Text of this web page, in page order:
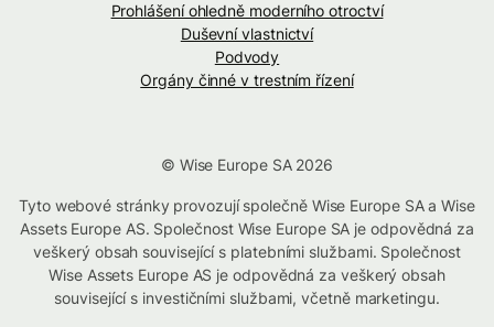
Prohlášení ohledně moderního otroctví
Duševní vlastnictví
Podvody
Orgány činné v trestním řízení
© Wise Europe SA 2026
Tyto webové stránky provozují společně Wise Europe SA a Wise
Assets Europe AS. Společnost Wise Europe SA je odpovědná za
veškerý obsah související s platebními službami. Společnost
Wise Assets Europe AS je odpovědná za veškerý obsah
související s investičními službami, včetně marketingu.